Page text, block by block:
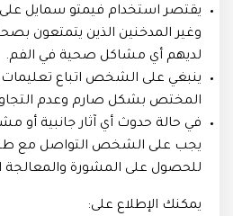
يقتصر استخدام فيمتو سمايل
وغير المدخنين الذين يتمتعون
لديهم أي مشاكل صحية في الفم.
ينبغي على الشخص اتباع
المختص بشكل صارم وعدم
في حالة حدوث أي آثار جانبية أو
يجب على الشخص التواصل مع
للحصول على المشورة والمعالجة
يمكنك الإطلاع على: